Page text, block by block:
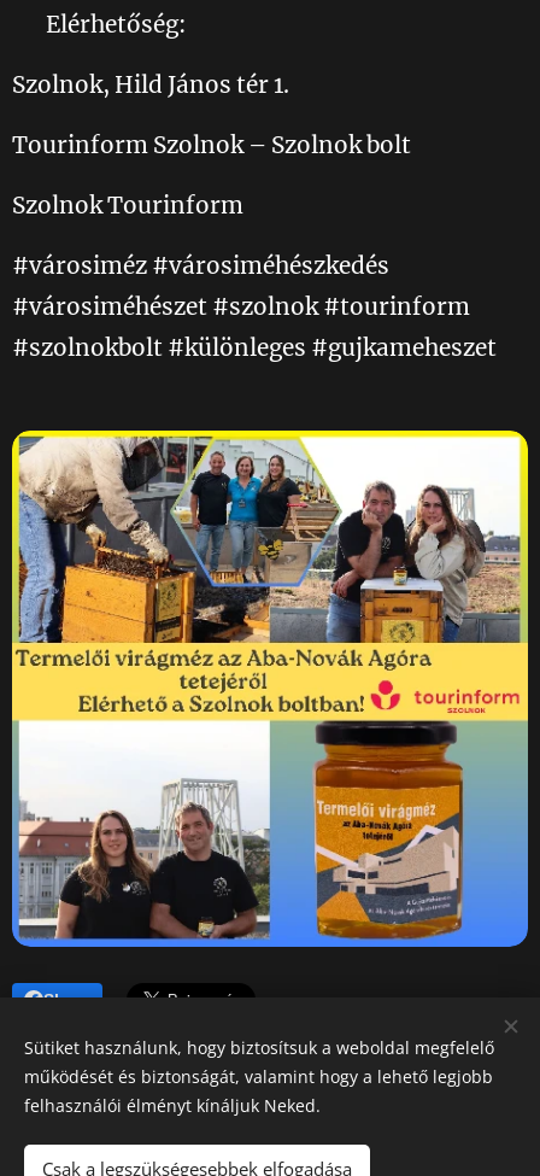
📍 Elérhetőség:
Szolnok, Hild János tér 1.
Tourinform Szolnok – Szolnok bolt
Szolnok Tourinform
#városiméz #városiméhészkedés
#városiméhészet #szolnok #tourinform
#szolnokbolt #különleges #gujkameheszet
Share
Mészáros Angéla méhész
Sütiket használunk, hogy biztosítsuk a weboldal megfelelő
működését és biztonságát, valamint hogy a lehető legjobb
felhasználói élményt kínáljuk Neked.
Csak a legszükségesebbek elfogadása